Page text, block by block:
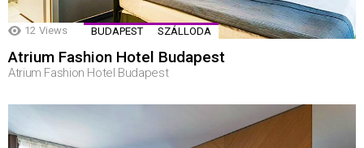
12 Views BUDAPEST SZÁLLODA
Atrium Fashion Hotel Budapest
Atrium Fashion Hotel Budapest